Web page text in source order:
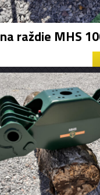
raždie MHS